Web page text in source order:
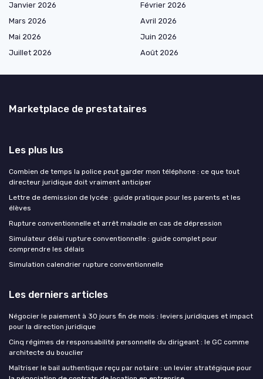
Janvier 2026
Février 2026
Mars 2026
Avril 2026
Mai 2026
Juin 2026
Juillet 2026
Août 2026
Marketplace de prestataires
Les plus lus
Combien de temps la police peut garder mon téléphone : ce que tout
directeur juridique doit vraiment anticiper
Lettre de demission de lycée : guide pratique pour les parents et les
élèves
Rupture conventionnelle et arrêt maladie en cas de dépression
Simulateur délai rupture conventionnelle : guide complet pour
comprendre les délais
Simulation calendrier rupture conventionnelle
Les derniers articles
Négocier le paiement à 30 jours fin de mois : leviers juridiques et impact
pour la direction juridique
Cinq régimes de responsabilité personnelle du dirigeant : le GC comme
architecte du bouclier
Maîtriser le bail authentique reçu par notaire : un levier stratégique pour